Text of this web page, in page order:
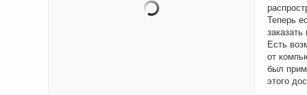
Теперь
Есть
от
был
этого